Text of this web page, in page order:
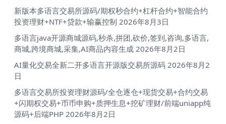
新版本多语言交易所源码/期权秒合约+杠杆合约+智能合约
投资理财+NTF+贷款+输赢控制 2026年8月3日
多语言java开源商城源码,秒杀,拼团,砍价,签到,咨询,多语言,
商城,跨境商城,采集,AI商品内容生成 2026年8月2日
AI量化交易全新二开多语言开源版交易所源码 2026年8月2
日
多语言交易所投资理财源码/全仓逐仓+现货交易+合约交易
+闪期权交易+币币申购+质押生息+挖矿理财/前端uniapp纯
源码+后端PHP 2026年8月2日